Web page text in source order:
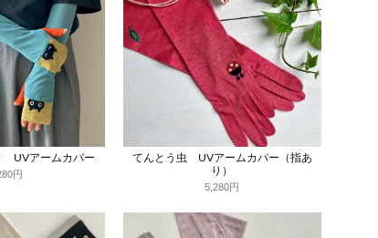
UVアームカバー
円
てんとう虫 UVアームカバー（指あ
り）
5,280円